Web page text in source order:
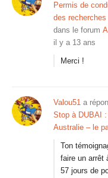
Permis de
des recherches
dans le forum
il y a 13 ans
Merci !
Valou51 a
Stop à DUBAI :
Australie – le
Ton
faire un arrêt
57 jours de